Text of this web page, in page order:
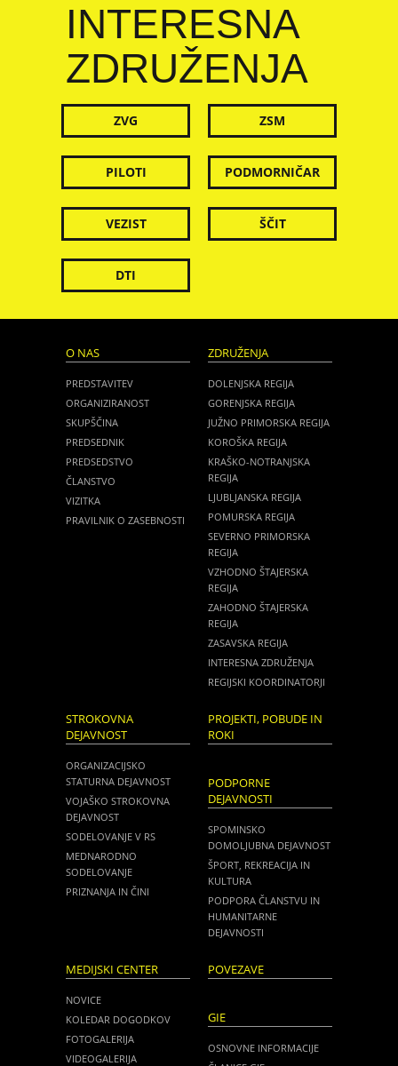
INTERESNA
ZDRUŽENJA
ZVG ZSM
PILOTI PODMORNIČAR
VEZIST ŠČIT
DTI
O NAS
PREDSTAVITEV
ORGANIZIRANOST
SKUPŠČINA
PREDSEDNIK
PREDSEDSTVO
ČLANSTVO
VIZITKA
PRAVILNIK O ZASEBNOSTI
ZDRUŽENJA
DOLENJSKA REGIJA
GORENJSKA REGIJA
JUŽNO PRIMORSKA REGIJA
KOROŠKA REGIJA
KRAŠKO-NOTRANJSKA
REGIJA
LJUBLJANSKA REGIJA
POMURSKA REGIJA
SEVERNO PRIMORSKA
REGIJA
VZHODNO ŠTAJERSKA
REGIJA
ZAHODNO ŠTAJERSKA
REGIJA
ZASAVSKA REGIJA
INTERESNA ZDRUŽENJA
REGIJSKI KOORDINATORJI
STROKOVNA
DEJAVNOST
ORGANIZACIJSKO
STATURNA DEJAVNOST
VOJAŠKO STROKOVNA
DEJAVNOST
SODELOVANJE V RS
MEDNARODNO
SODELOVANJE
PRIZNANJA IN ČINI
PROJEKTI, POBUDE IN
ROKI
PODPORNE
DEJAVNOSTI
SPOMINSKO
DOMOLJUBNA DEJAVNOST
ŠPORT, REKREACIJA IN
KULTURA
PODPORA ČLANSTVU IN
HUMANITARNE
DEJAVNOSTI
MEDIJSKI CENTER
NOVICE
KOLEDAR DOGODKOV
FOTOGALERIJA
VIDEOGALERIJA
POVEZAVE
GIE
OSNOVNE INFORMACIJE